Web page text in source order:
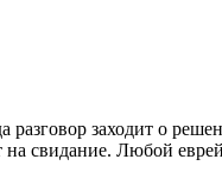
заходит о
свидание. Любой